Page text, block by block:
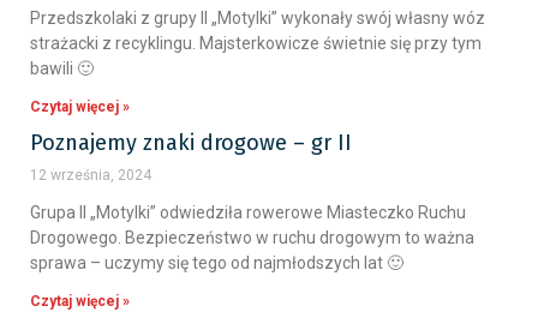
Przedszkolaki z grupy II „Motylki” wykonały swój własny wóz
strażacki z recyklingu. Majsterkowicze świetnie się przy tym
bawili 🙂
Czytaj więcej »
Poznajemy znaki drogowe – gr II
12 września, 2024
Grupa II „Motylki” odwiedziła rowerowe Miasteczko Ruchu
Drogowego. Bezpieczeństwo w ruchu drogowym to ważna
sprawa – uczymy się tego od najmłodszych lat 🙂
Czytaj więcej »